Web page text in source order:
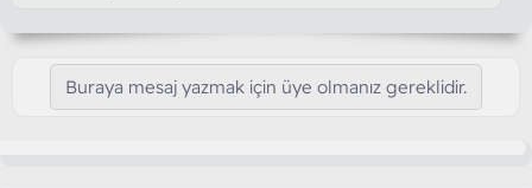
Buraya mesaj yazmak için üye olmanız gereklidir.